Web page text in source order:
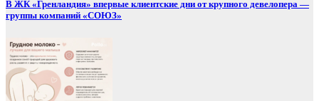
В ЖК «Гренландия» впервые клиентские дни от крупного девелопера —
группы компаний «СОЮЗ»